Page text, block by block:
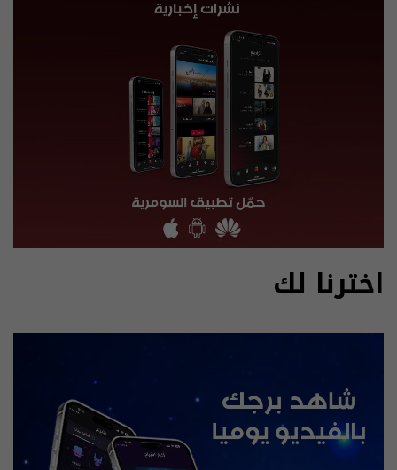
اخترنا لك